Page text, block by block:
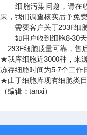
细胞污染问题，请在收
果，我们调查核实后予免
需要客户关于293F细胞
如用户收到细胞8-30天
293F细胞质量可靠，售
★我库细胞近3000种，来
冻存细胞时间为5-7个工作
★由于细胞库现有细胞类
（编辑：tanxi）